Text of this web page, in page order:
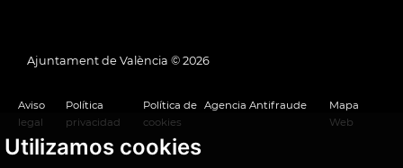
Utilizamos cookies
Ajuntament de València © 2026
Aviso
legal
Política
privacidad
Política de
cookies
Agencia Antifraude
Mapa
Web